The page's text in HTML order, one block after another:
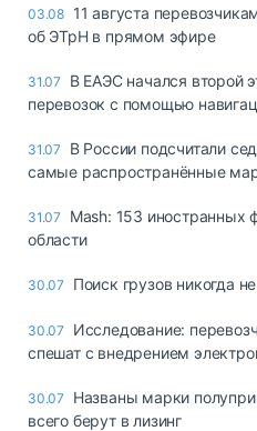
03.08 11 августа
об ЭТрН в прямом эфире
31.07
В ЕАЭС начался второй
перевозок с помощью
31.07
В России подсчитали
самые распространённые
31.07
Mash: 153 иностранных
области
30.07 Поиск грузов никогда
30.07
Исследование:
спешат с внедрением
30.07
Названы марки
всего берут в лизинг